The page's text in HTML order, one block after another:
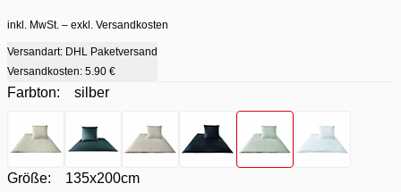
inkl. MwSt. – exkl. Versandkosten
Versandart: DHL Paketversand
Versandkosten: 5.90 €
Farbton:
silber
Farbton
- quarz
Farbton - sand
Farbton - schwarz
Farbton
Größe: 135x200cm